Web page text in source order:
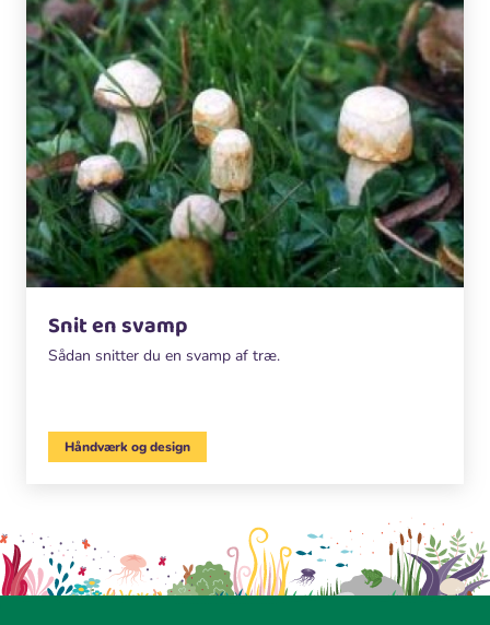
Snit en svamp
Sådan snitter du en svamp af træ.
Håndværk og design